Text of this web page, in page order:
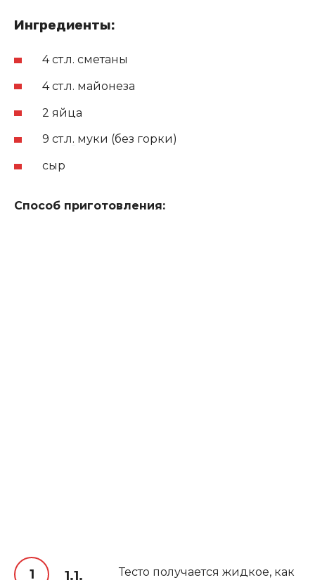
Ингредиенты:
4 ст.л. сметаны
4 ст.л. майонеза
2 яйца
9 ст.л. муки (без горки)
сыр
Способ приготовления:
Тесто получается жидкое, как